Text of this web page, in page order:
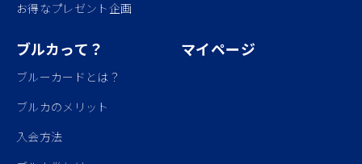
お得なプレゼント企画
ブルカって？
ブルーカードとは？
ブルカのメリット
入会方法
マイページ